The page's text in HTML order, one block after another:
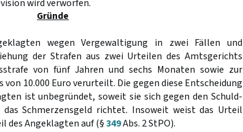
wird verworfen.
Gründe
wegen Vergewaltigung in zwei Fällen und
der Strafen aus zwei Urteilen des Amtsgerichts
von fünf Jahren und sechs Monaten sowie zur
von 10.000 Euro verurteilt. Die gegen diese Entscheidung
ist unbegründet, soweit sie sich gegen den Schuld-
das Schmerzensgeld richtet. Insoweit weist das Urteil
des Angeklagten auf (§349Abs. 2 StPO).